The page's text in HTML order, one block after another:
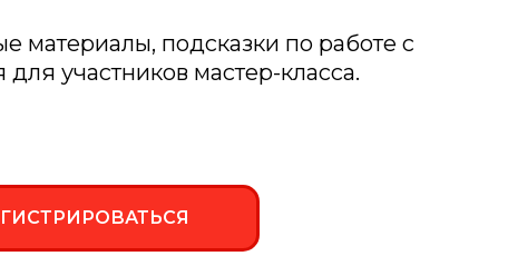
материалы, подсказки по работе с
участников мастер-класса.